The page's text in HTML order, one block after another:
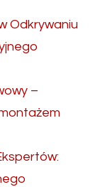
Odkrywaniu
–